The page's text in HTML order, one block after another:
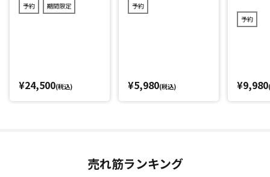
フライパンプレスは元々アメリカでベーコンをカリカリに焼
ム。周りから余計な蒸気が逃げるので、皮目はパリッと焼き
あげ、中はジューシーに焼き上がります。肉料理だけでな
予約 期間限定
¥24,500(税込)
予約
¥5,980(税込)
予約
¥9,980
売れ筋ランキング